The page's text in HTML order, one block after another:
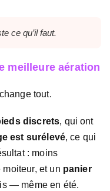
ce qu’il faut.
meilleure aération
tout.
discrets, qui ont
est surélevé, ce qui
: moins
et un panier
— même en été.